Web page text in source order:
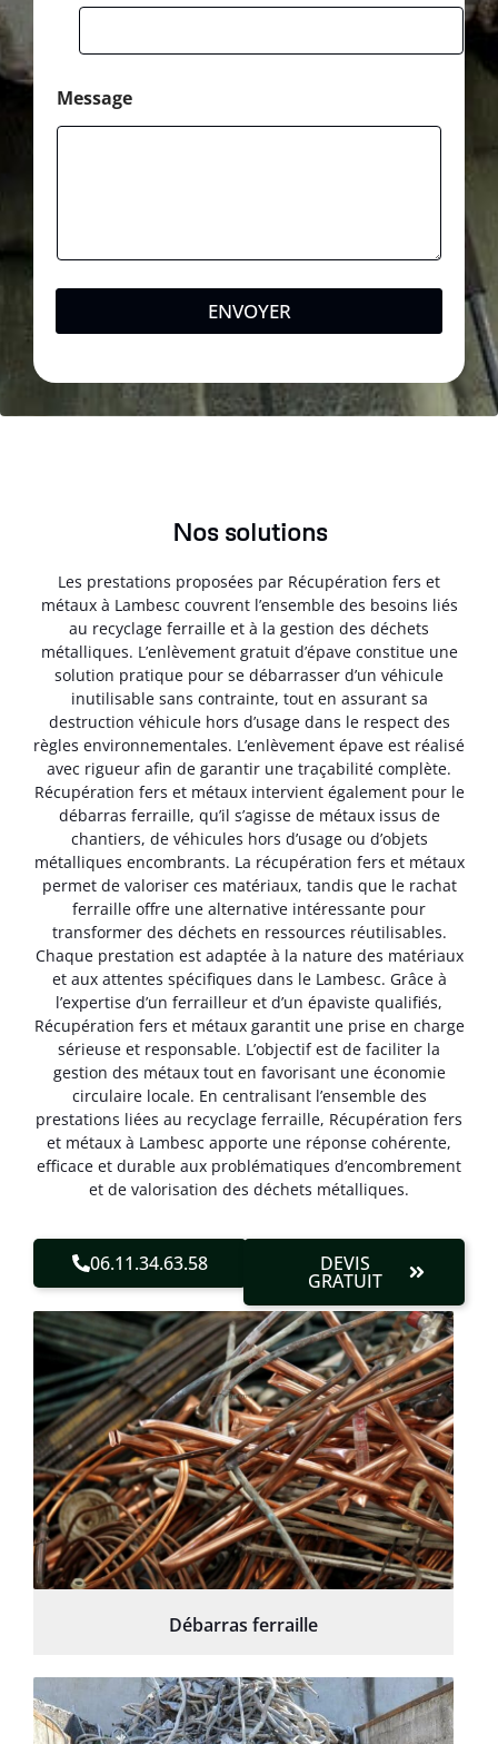
Message
ENVOYER
Nos solutions
Les prestations proposées par Récupération fers et
métaux à Lambesc couvrent l’ensemble des besoins liés
au recyclage ferraille et à la gestion des déchets
métalliques. L’enlèvement gratuit d’épave constitue une
solution pratique pour se débarrasser d’un véhicule
inutilisable sans contrainte, tout en assurant sa
destruction véhicule hors d’usage dans le respect des
règles environnementales. L’enlèvement épave est réalisé
avec rigueur afin de garantir une traçabilité complète.
Récupération fers et métaux intervient également pour le
débarras ferraille, qu’il s’agisse de métaux issus de
chantiers, de véhicules hors d’usage ou d’objets
métalliques encombrants. La récupération fers et métaux
permet de valoriser ces matériaux, tandis que le rachat
ferraille offre une alternative intéressante pour
transformer des déchets en ressources réutilisables.
Chaque prestation est adaptée à la nature des matériaux
et aux attentes spécifiques dans le Lambesc. Grâce à
l’expertise d’un ferrailleur et d’un épaviste qualifiés,
Récupération fers et métaux garantit une prise en charge
sérieuse et responsable. L’objectif est de faciliter la
gestion des métaux tout en favorisant une économie
circulaire locale. En centralisant l’ensemble des
prestations liées au recyclage ferraille, Récupération fers
et métaux à Lambesc apporte une réponse cohérente,
efficace et durable aux problématiques d’encombrement
et de valorisation des déchets métalliques.
06.11.34.63.58 DEVIS
GRATUIT
Débarras ferraille